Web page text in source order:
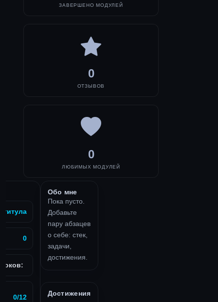
ЗАВЕРШЕНО МОДУЛЕЙ
0
ОТЗЫВОВ
0
ЛЮБИМЫХ МОДУЛЕЙ
титула
0
0/12
Обо мне
Пока пусто.
Добавьте
пару абзацев
о себе: стек,
задачи,
достижения.
Достижения